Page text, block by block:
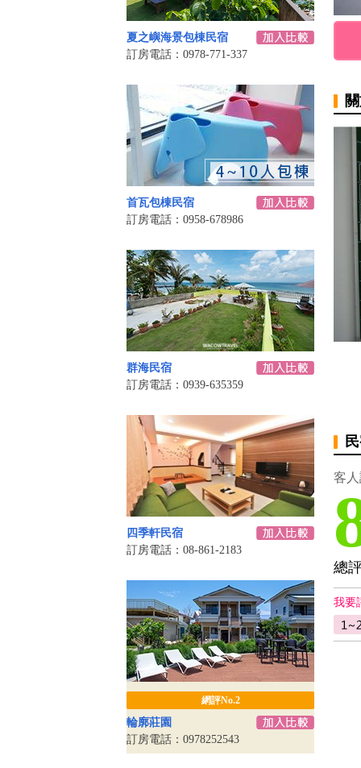
夏之嶼海景包棟民宿
訂房電話：0978-771-337
首瓦包棟民宿
訂房電話：0958-678986
群海民宿
訂房電話：0939-635359
四季軒民宿
訂房電話：08-861-2183
網評No.2
輪廓莊園
訂房電話：0978252543
客
總
我要